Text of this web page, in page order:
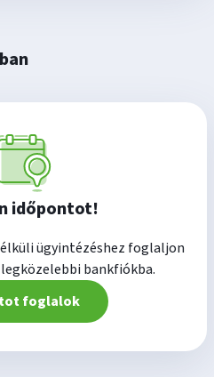
időpontot!
ügyintézéshez foglaljon
bankfiókba.
foglalok